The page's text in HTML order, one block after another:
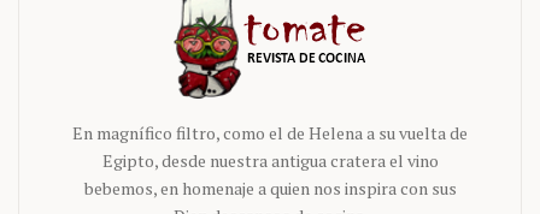
En magnífico filtro, como el de Helena a su vuelta de
Egipto, desde nuestra antigua cratera el vino
bebemos, en homenaje a quien nos inspira con sus